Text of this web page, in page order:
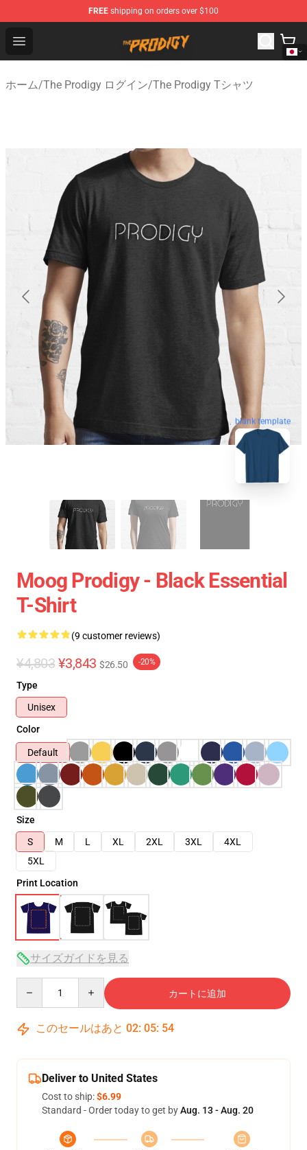
FREE shipping on orders over $100
Open menu
The Prodigy Store - Official The Prodigy Merchandise
ホーム/The Prodigy ログイン/The Prodigy Tシャツ
blank template
Moog Prodigy - Black Essential
T-Shirt
(9 customer reviews)
¥4,803 ¥3,843 $26.50 -20%
Type
Unisex
Color
Default
Size
S
M L XL 2XL 3XL
4XL
5XL
Print Location
サイズガイドを見る
カートに追加
このセールはあと 02: 05: 54
Deliver to United States
Cost to ship:$6.99
Standard - Order today to get byAug. 13 - Aug. 20